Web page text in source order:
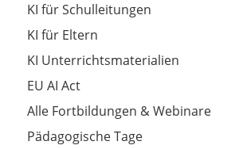
KI für Schulleitungen
KI für Eltern
KI Unterrichtsmaterialien
EU AI Act
Alle Fortbildungen & Webinare
Pädagogische Tage